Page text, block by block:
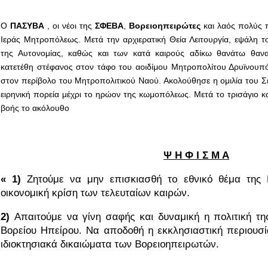
Ο ΠΑΣΥΒΑ , οι νέοι της ΣΦΕΒΑ Βορειοηπειρώτες και λαός πολύς
Ιεράς Μητροπόλεως. Μετά την αρχιερατική Θεία Λειτουργία,
της Αυτονομίας, καθώς και των κατά καιρούς αδίκω θανάτω
κατετέθη στέφανος στον τάφο του αοιδίμου Μητροπολίτου
στον περίβολο του Μητροπολιτικού Ναού. Ακολούθησε η ομιλία
ειρηνική πορεία μέχρι το ηρώον της κωμοπόλεως. Μετά το τρισάγιο
βοής το ακόλουθο
Ψ Η Φ Ι Σ Μ Α
« 1)Ζητούμε να μην επισκιασθή το εθνικό θέμα
οικονομική κρίση των τελευταίων καιρών.
2) Απαιτούμε να γίνη σαφής και δυναμική η πολιτική
Βορείου Ηπείρου. Να αποδοθή η εκκλησιαστική
ιδιοκτησιακά δικαιώματα των Βορειοηπειρωτών.